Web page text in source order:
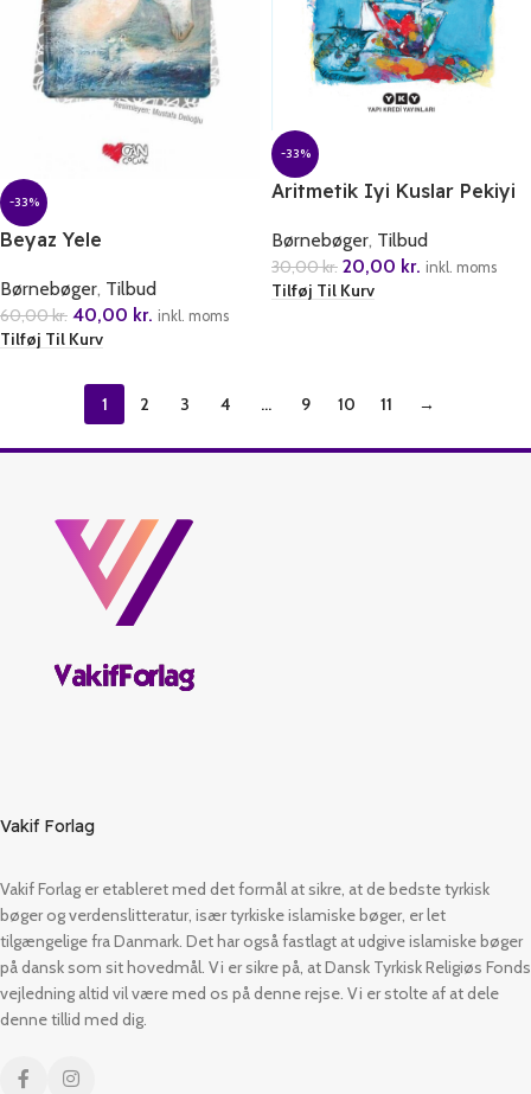
-33%
Beyaz Yele
Børnebøger, Tilbud
60,00kr. 40,00 kr. inkl. moms
Tilføj Til Kurv
-33%
Aritmetik Iyi Kuslar Pekiyi
Børnebøger, Tilbud
30,00kr. 20,00 kr. inkl. moms
Tilføj Til Kurv
1 2 3 4 … 9 10 11 →
Vakif Forlag
Vakif Forlag er etableret med det formål at sikre, at de bedste tyrkisk
bøger og verdenslitteratur, især tyrkiske islamiske bøger, er let
tilgængelige fra Danmark. Det har også fastlagt at udgive islamiske bøger
på dansk som sit hovedmål. Vi er sikre på, at Dansk Tyrkisk Religiøs Fonds
vejledning altid vil være med os på denne rejse. Vi er stolte af at dele
denne tillid med dig.